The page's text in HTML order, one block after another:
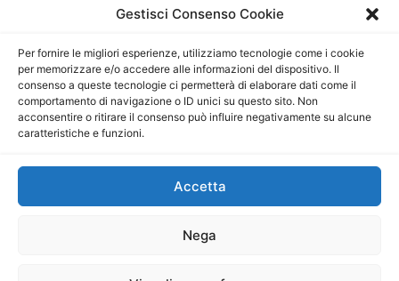
Gestisci Consenso Cookie
Per fornire le migliori esperienze, utilizziamo tecnologie come i cookie
per memorizzare e/o accedere alle informazioni del dispositivo. Il
consenso a queste tecnologie ci permetterà di elaborare dati come il
comportamento di navigazione o ID unici su questo sito. Non
acconsentire o ritirare il consenso può influire negativamente su alcune
caratteristiche e funzioni.
Accetta
Nega
29/09/2015
Direttore Editoriale: Maurizio Scaglione
Direttore Responsabile: Maria Calabrese
P.IVA: 06334930820
Mercurio Comunicazione Società Cooperativa a r.l. è
iscritta al Registro degli Operatori di Comunicazione al